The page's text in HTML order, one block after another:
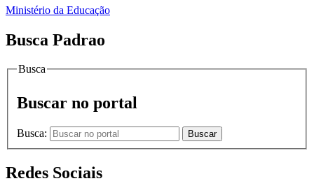
Ministério da Educação
Busca Padrao
Busca
Buscar no portal
Busca: Buscar
Redes Sociais